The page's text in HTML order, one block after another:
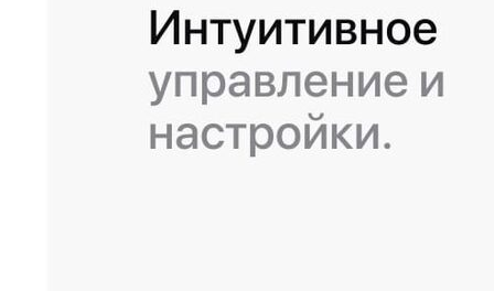
1 год гарантии
магазине, Вы получаете
Подробнее